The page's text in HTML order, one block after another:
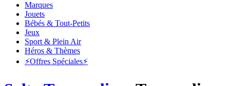
Marques
Jouets
Bébés & Tout-Petits
Jeux
Sport & Plein Air
Héros & Thèmes
⚡️Offres Spéciales⚡️